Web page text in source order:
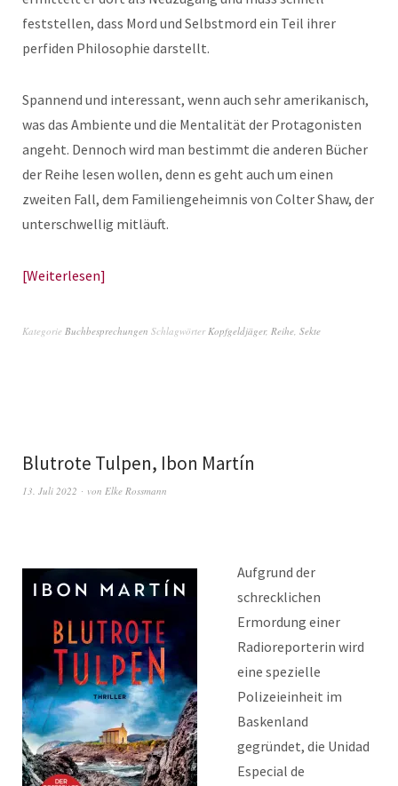
feststellen, dass Mord und Selbstmord ein Teil ihrer
perfiden Philosophie darstellt.
Spannend und interessant, wenn auch sehr amerikanisch,
was das Ambiente und die Mentalität der Protagonisten
angeht. Dennoch wird man bestimmt die anderen Bücher
der Reihe lesen wollen, denn es geht auch um einen
zweiten Fall, dem Familiengeheimnis von Colter Shaw, der
unterschwellig mitläuft.
Weiterlesen
Kategorie Buchbesprechungen SchlagwörterKopfgeldjäger, Reihe, Sekte
Blutrote Tulpen, Ibon Martín
13. Juli 2022 von Elke Rossmann
Aufgrund der
schrecklichen
Ermordung einer
Radioreporterin wird
eine spezielle
Polizeieinheit im
Baskenland
gegründet, die Unidad
Especial de